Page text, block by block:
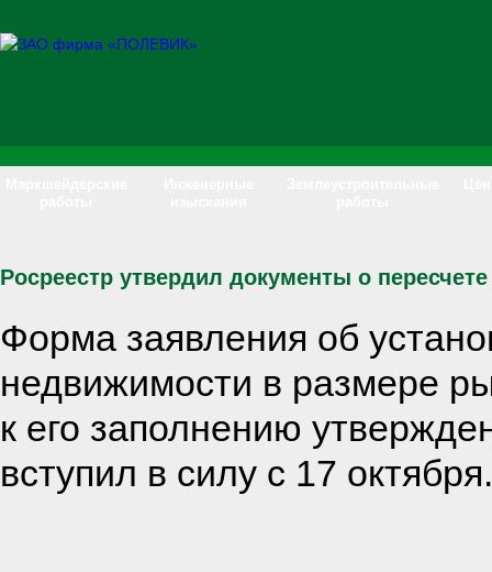
Росреестр утвердил документы о
Форма заявления об
недвижимости в размере
к его заполнению
вступил в силу с 17 октября.